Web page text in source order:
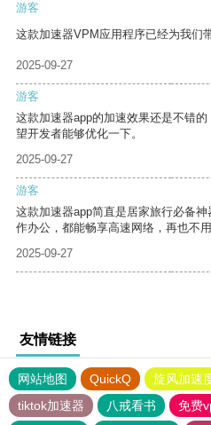
游客
这款加速器VPM应用程序已经为我们
2025-09-27
游客
这款加速器app的加速效果还是不错
望开发者能够优化一下。
2025-09-27
游客
这款加速器app简直是居家旅行必备
作办公，都能畅享高速网络，再也不
2025-09-27
友情链接
网站地图 QuickQ 旋风加速
tiktok加速器
八戒看书 免费